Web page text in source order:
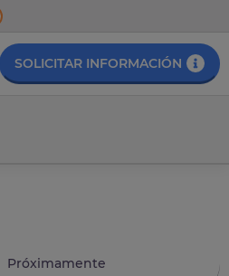
SOLICITAR INFORMACIÓN
Próximamente